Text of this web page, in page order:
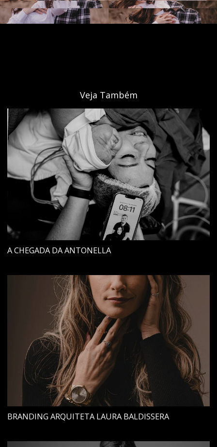
Veja Também
A CHEGADA DA ANTONELLA
BRANDING ARQUITETA LAURA BALDISSERA